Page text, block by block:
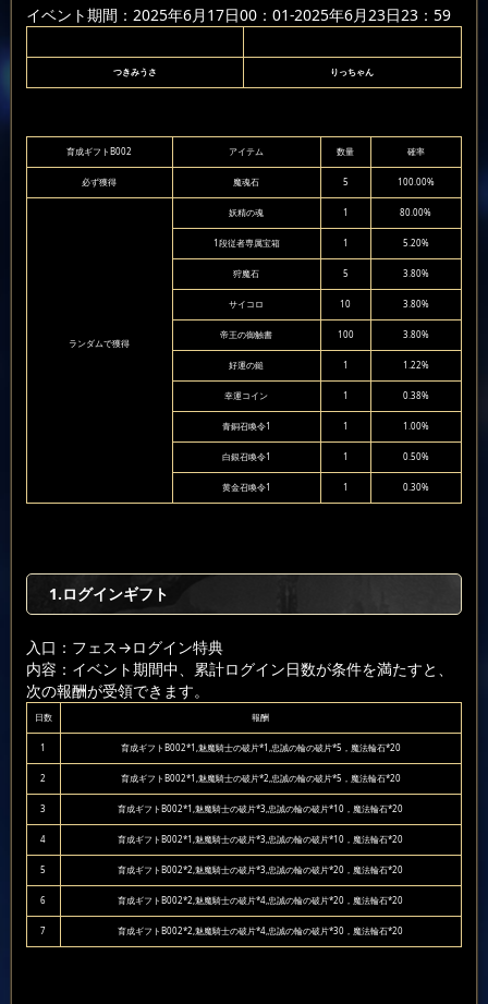
イベント期間：2025年6月17日00：01-2025年6月23日23：59
つきみうさ りっちゃん
育成ギフトB002 アイテム 数量 確率
必ず獲得 魔魂石 5 100.00%
ランダムで獲得
妖精の魂 1 80.00%
1段従者専属宝箱 1 5.20%
狩魔石 5 3.80%
サイコロ 10 3.80%
帝王の御触書 100 3.80%
好運の鎚 1 1.22%
幸運コイン 1 0.38%
青銅召喚令1 1 1.00%
白銀召喚令1 1 0.50%
黄金召喚令1 1 0.30%
1.ログインギフト
入口：フェス→ログイン特典
内容：イベント期間中、累計ログイン日数が条件を満たすと、
次の報酬が受領できます。
日数 報酬
1 育成ギフトB002*1,魅魔騎士の破片*1,忠誠の輪の破片*5，魔法輪石*20
2 育成ギフトB002*1,魅魔騎士の破片*2,忠誠の輪の破片*5，魔法輪石*20
3 育成ギフトB002*1,魅魔騎士の破片*3,忠誠の輪の破片*10，魔法輪石*20
4 育成ギフトB002*1,魅魔騎士の破片*3,忠誠の輪の破片*10，魔法輪石*20
5 育成ギフトB002*2,魅魔騎士の破片*3,忠誠の輪の破片*20，魔法輪石*20
6 育成ギフトB002*2,魅魔騎士の破片*4,忠誠の輪の破片*20，魔法輪石*20
7 育成ギフトB002*2,魅魔騎士の破片*4,忠誠の輪の破片*30，魔法輪石*20